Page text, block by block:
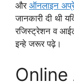
और ऑनलाइन
जानकारी दी थी
रजिस्ट्रेशन व
इन्हे जरूर पढ़े।